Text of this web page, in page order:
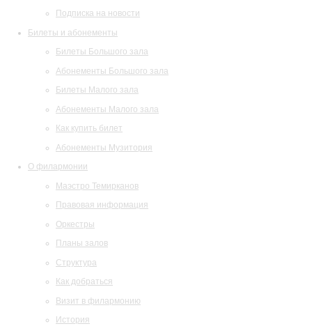
Подписка на новости
Билеты и абонементы
Билеты Большого зала
Абонементы Большого зала
Билеты Малого зала
Абонементы Малого зала
Как купить билет
Абонементы Музитория
О филармонии
Маэстро Темирканов
Правовая информация
Оркестры
Планы залов
Структура
Как добраться
Визит в филармонию
История